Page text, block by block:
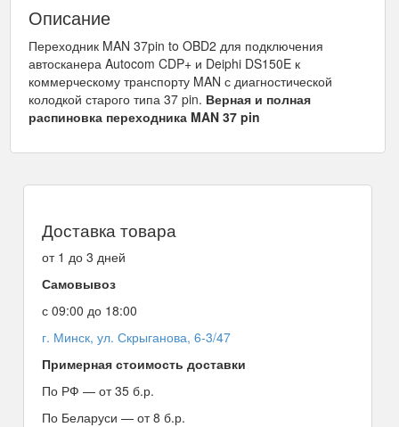
Описание
Переходник MAN 37pin to OBD2 для подключения
автосканера Autocom CDP+ и Deiphi DS150E к
коммерческому транспорту MAN с диагностической
колодкой старого типа 37 pin. Верная и полная
распиновка переходника MAN 37 pin
Доставка товара
от 1 до 3 дней
Самовывоз
с 09:00 до 18:00
г. Минск, ул. Скрыганова, 6-3/47
Примерная стоимость доставки
По РФ — от 35 б.р.
По Беларуси — от 8 б.р.